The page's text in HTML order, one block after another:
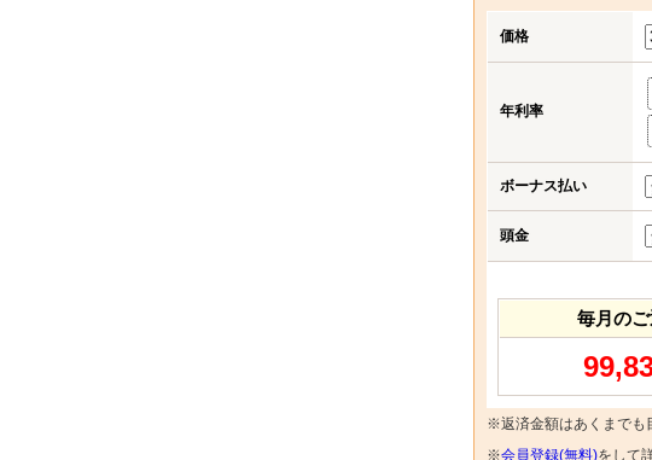
価格
年利率
ボーナス払い
頭金
毎月の
※返済金額はあくまでも
※会員登録(無料)をして